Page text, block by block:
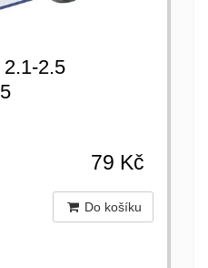
2.5
79 Kč
Do košíku